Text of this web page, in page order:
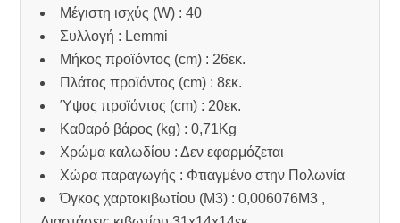
Μέγιστη ισχύς (W) : 40
Συλλογή : Lemmi
Μήκος προϊόντος (cm) : 26εκ.
Πλάτος προϊόντος (cm) : 8εκ.
Ύψος προϊόντος (cm) : 20εκ.
Καθαρό βάρος (kg) : 0,71Kg
Χρώμα καλωδίου : Δεν εφαρμόζεται
Χώρα παραγωγής : Φτιαγμένο στην Πολωνία
Όγκος χαρτοκιβωτίου (M3) : 0,006076M3 ,